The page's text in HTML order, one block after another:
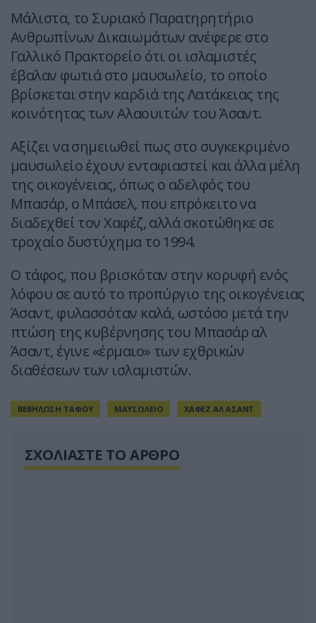
Μάλιστα, το Συριακό Παρατηρητήριο
Ανθρωπίνων Δικαιωμάτων ανέφερε στο
Γαλλικό Πρακτορείο ότι οι ισλαμιστές
έβαλαν φωτιά στο μαυσωλείο, το οποίο
βρίσκεται στην καρδιά της Λατάκειας της
κοινότητας των Αλαουιτών του Άσαντ.
Αξίζει να σημειωθεί πως στο συγκεκριμένο
μαυσωλείο έχουν ενταφιαστεί και άλλα μέλη
της οικογένειας, όπως ο αδελφός του
Μπασάρ, ο Μπάσελ, που επρόκειτο να
διαδεχθεί τον Χαφέζ, αλλά σκοτώθηκε σε
τροχαίο δυστύχημα το 1994.
Ο τάφος, που βρισκόταν στην κορυφή ενός
λόφου σε αυτό το προπύργιο της οικογένειας
Άσαντ, φυλασσόταν καλά, ωστόσο μετά την
πτώση της κυβέρνησης του Μπασάρ αλ
Άσαντ, έγινε «έρμαιο» των εχθρικών
διαθέσεων των ισλαμιστών.
ΒΕΒΗΛΩΣΗ ΤΑΦΟΥ ΜΑΥΣΩΛΕΙΟ ΧΑΦΕΖ ΑΛ ΑΣΑΝΤ
ΣΧΟΛΙΑΣΤΕ ΤΟ ΑΡΘΡΟ